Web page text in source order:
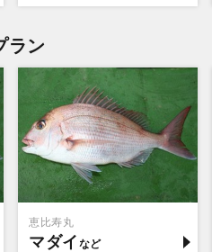
ラン
恵比寿丸
マダイ